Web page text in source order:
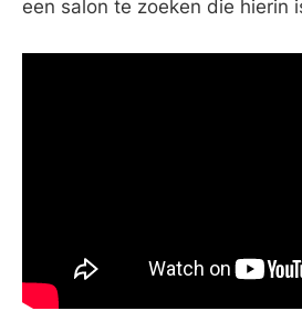
een salon te zoeken die hierin